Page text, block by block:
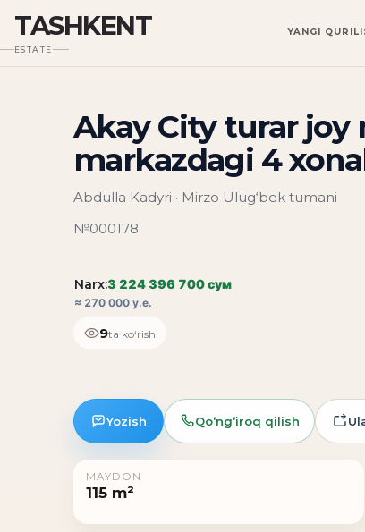
TASHKENT
ESTATE
YANGI
Akay City turar joy
markazdagi 4
Abdulla Kadyri · Mirzo Ulug‘bek tumani
№000178
Narx:3 224 396 700 сум
≈ 270 000 у.е.
9ta ko‘rish
Yozish Qo‘ng‘iroq qilish
MAYDON
115 m²